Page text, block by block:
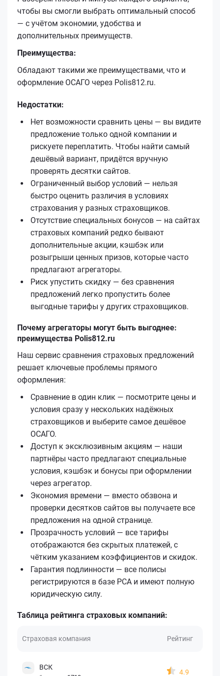
чтобы вы смогли выбрать оптимальный способ
— с учётом экономии, удобства и
дополнительных преимуществ.
Преимущества:
Обладают такими же преимуществами, что и
оформление ОСАГО через Polis812.ru.
Недостатки:
Нет возможности сравнить цены — вы видите
предложение только одной компании и
рискуете переплатить. Чтобы найти самый
дешёвый вариант, придётся вручную
проверять десятки сайтов.
Ограниченный выбор условий — нельзя
быстро оценить различия в условиях
страхования у разных страховщиков.
Отсутствие специальных бонусов — на сайтах
страховых компаний редко бывают
дополнительные акции, кэшбэк или
розыгрыши ценных призов, которые часто
предлагают агрегаторы.
Риск упустить скидку — без сравнения
предложений легко пропустить более
выгодные тарифы у других страховщиков.
Почему агрегаторы могут быть выгоднее:
преимущества Polis812.ru
Наш сервис сравнения страховых предложений
решает ключевые проблемы прямого
оформления:
Сравнение в один клик — посмотрите цены и
условия сразу у нескольких надёжных
страховщиков и выберите самое дешёвое
ОСАГО.
Доступ к эксклюзивным акциям — наши
партнёры часто предлагают специальные
условия, кэшбэк и бонусы при оформлении
через агрегатор.
Экономия времени — вместо обзвона и
проверки десятков сайтов вы получаете все
предложения на одной странице.
Прозрачность условий — все тарифы
отображаются без скрытых платежей, с
чётким указанием коэффициентов и скидок.
Гарантия подлинности — все полисы
регистрируются в базе РСА и имеют полную
юридическую силу.
Таблица рейтинга страховых компаний:
Страховая компания Рейтинг
ВСК
4.9